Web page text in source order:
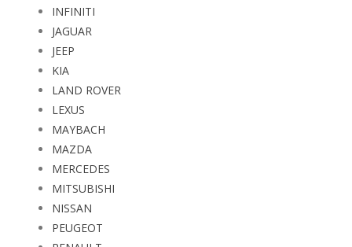
INFINITI
JAGUAR
JEEP
KIA
LAND ROVER
LEXUS
MAYBACH
MAZDA
MERCEDES
MITSUBISHI
NISSAN
PEUGEOT